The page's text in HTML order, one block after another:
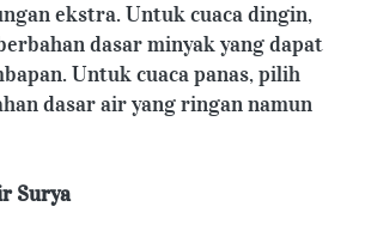
ekstra. Untuk cuaca dingin,
dasar minyak yang dapat
Untuk cuaca panas, pilih
dasar air yang ringan namun
Surya